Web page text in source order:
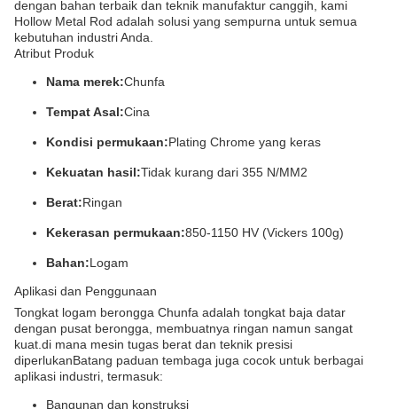
dengan bahan terbaik dan teknik manufaktur canggih, kami
Hollow Metal Rod adalah solusi yang sempurna untuk semua
kebutuhan industri Anda.
Atribut Produk
Nama merek:Chunfa
Tempat Asal:Cina
Kondisi permukaan:Plating Chrome yang keras
Kekuatan hasil:Tidak kurang dari 355 N/MM2
Berat:Ringan
Kekerasan permukaan:850-1150 HV (Vickers 100g)
Bahan:Logam
Aplikasi dan Penggunaan
Tongkat logam berongga Chunfa adalah tongkat baja datar
dengan pusat berongga, membuatnya ringan namun sangat
kuat.di mana mesin tugas berat dan teknik presisi
diperlukanBatang paduan tembaga juga cocok untuk berbagai
aplikasi industri, termasuk:
Bangunan dan konstruksi